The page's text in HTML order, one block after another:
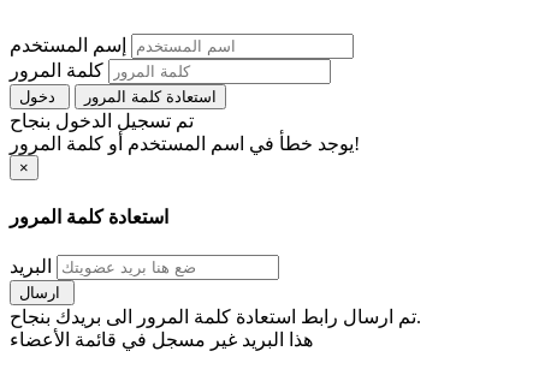
إسم المستخدم
كلمة المرور
استعادة كلمة المرور
تم تسجيل الدخول بنجاح
يوجد خطأ في اسم المستخدم أو كلمة المرور!
×
استعادة كلمة المرور
البريد
تم ارسال رابط استعادة كلمة المرور الى بريدك بنجاح.
هذا البريد غير مسجل في قائمة الأعضاء